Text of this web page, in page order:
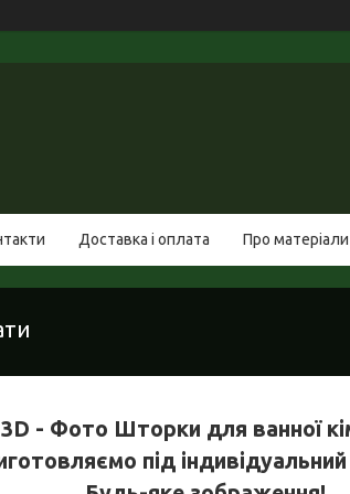
Доставка і оплата Про матеріали
3D - Фото Шторки для ванної
під